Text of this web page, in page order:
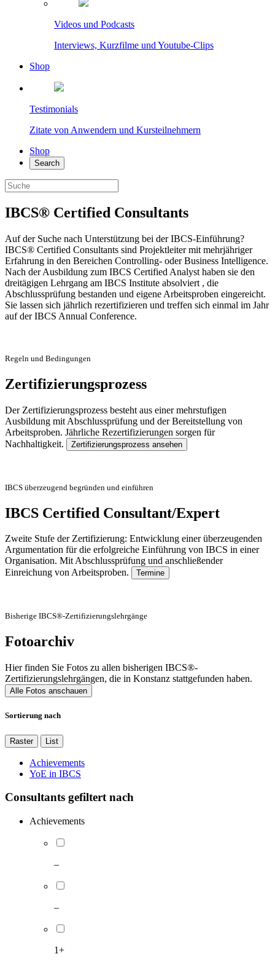
Videos und Podcasts
Interviews, Kurzfilme und Youtube-Clips
Shop
Testimonials
Zitate von Anwendern und Kursteilnehmern
Shop
Search
IBCS® Certified Consultants
Auf der Suche nach Unterstützung bei der IBCS-Einführung?
IBCS® Certified Consultants sind Projektleiter mit mehrjähriger
Erfahrung in den Bereichen Controlling- oder Business Intelligence.
Nach der Ausbildung zum IBCS Certified Analyst haben sie den
dreitägigen Lehrgang am IBCS Institute absolviert , die
Abschlussprüfung bestanden und eigene Arbeitsproben eingereicht.
Sie lassen sich jährlich rezertifizieren und treffen sich einmal im Jahr
auf der IBCS Annual Conference.
Regeln und Bedingungen
Zertifizierungsprozess
Der Zertifizierungsprozess besteht aus einer mehrstufigen
Ausbildung mit Abschlussprüfung und der Bereitstellung von
Arbeitsproben. Jährliche Rezertifizierungen sorgen für
Nachhaltigkeit.
Zertifizierungsprozess ansehen
IBCS überzeugend begründen und einführen
IBCS Certified Consultant/Expert
Zweite Stufe der Zertifizierung: Entwicklung einer überzeugenden
Argumentation für die erfolgreiche Einführung von IBCS in einer
Organisation. Mit Abschlussprüfung und anschließender
Einreichung von Arbeitsproben.
Termine
Bisherige IBCS®-Zertifizierungslehrgänge
Fotoarchiv
Hier finden Sie Fotos zu allen bisherigen IBCS®-
Zertifizierungslehrgängen, die in Konstanz stattgefunden haben.
Alle Fotos anschauen
Sortierung nach
Raster List
Achievements
YoE in IBCS
Consultants gefiltert nach
Achievements
–
–
1+